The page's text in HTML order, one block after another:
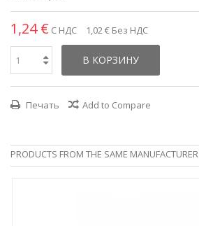
1,24 € С НДС 1,02 € Без НДС
В КОРЗИНУ
Печать Add to Compare
PRODUCTS FROM THE SAME MANUFACTURER